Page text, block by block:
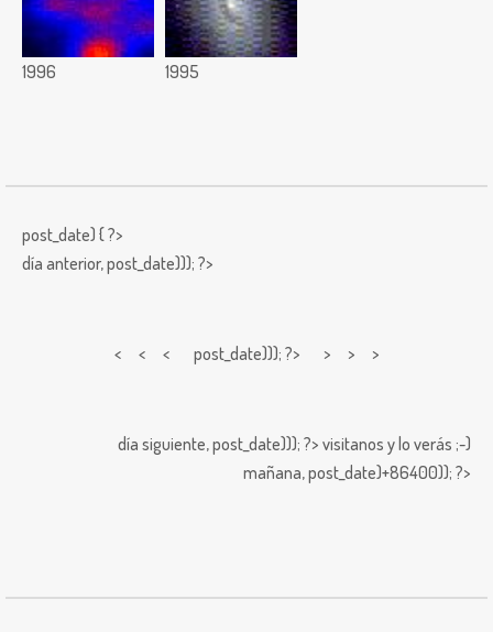
1996 1995
post_date) { ?>
día anterior,post_date))); ?>
< < < post_date))); ?> > > >
día siguiente,post_date))); ?> visitanos y lo verás ;-)
mañana,post_date)+86400)); ?>